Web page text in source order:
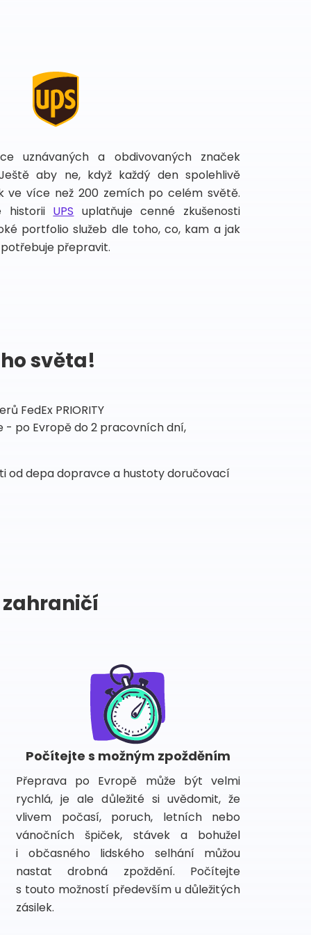
uznávaných a obdivovaných značek
aby ne, když každý den spolehlivě
ve více než 200 zemích po celém světě.
historii UPS uplatňuje cenné zkušenosti
portfolio služeb dle toho, co, kam a jak
přepravit.
světa!
FedEx PRIORITY
- po Evropě do 2 pracovních dní,
od depa dopravce a hustoty doručovací
Počítejte s možným zpožděním
Přeprava po Evropě může být velmi
rychlá, je ale důležité si uvědomit, že
vlivem počasí, poruch, letních nebo
vánočních špiček, stávek a bohužel
i občasného lidského selhání můžou
nastat drobná zpoždění. Počítejte
s touto možností především u důležitých
zásilek.